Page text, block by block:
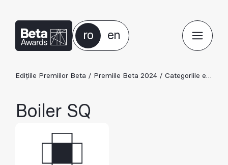
ro en
Edițiile Premiilor Beta / Premiile Beta 2024 / Categoriile ediției 2024
Boiler SQ